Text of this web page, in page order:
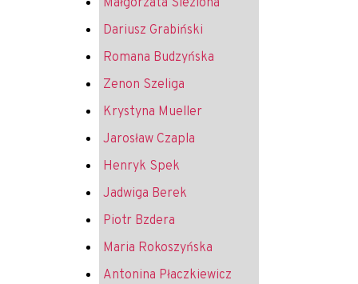
Dariusz Grabiński
Romana Budzyńska
Zenon Szeliga
Krystyna Mueller
Jarosław Czapla
Henryk Spek
Jadwiga Berek
Piotr Bzdera
Maria Rokoszyńska
Antonina Płaczkiewicz